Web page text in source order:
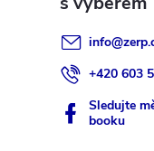
info@
+420 603
Sledujte
booku